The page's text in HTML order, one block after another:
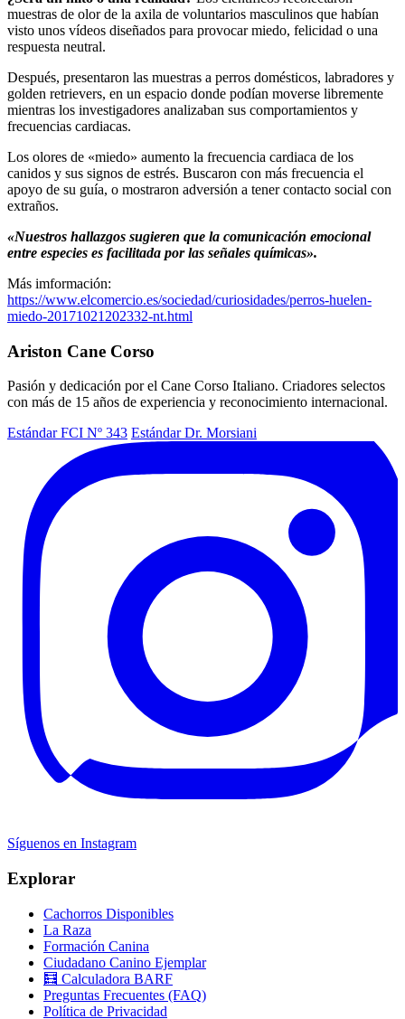
muestras de olor de la axila de voluntarios masculinos que habían
visto unos vídeos diseñados para provocar miedo, felicidad o una
respuesta neutral.
Después, presentaron las muestras a perros domésticos, labradores y
golden retrievers, en un espacio donde podían moverse libremente
mientras los investigadores analizaban sus comportamientos y
frecuencias cardiacas.
Los olores de «miedo» aumento la frecuencia cardiaca de los
canidos y sus signos de estrés. Buscaron con más frecuencia el
apoyo de su guía, o mostraron adversión a tener contacto social con
extraños.
«Nuestros hallazgos sugieren que la comunicación emocional
entre especies es facilitada por las señales químicas».
Más imformación:
https://www.elcomercio.es/sociedad/curiosidades/perros-huelen-
miedo-20171021202332-nt.html
Ariston Cane Corso
Pasión y dedicación por el Cane Corso Italiano. Criadores selectos
con más de 15 años de experiencia y reconocimiento internacional.
Estándar FCI Nº 343 Estándar Dr. Morsiani
Síguenos en Instagram
Explorar
Cachorros Disponibles
La Raza
Formación Canina
Ciudadano Canino Ejemplar
🧮 Calculadora BARF
Preguntas Frecuentes (FAQ)
Política de Privacidad